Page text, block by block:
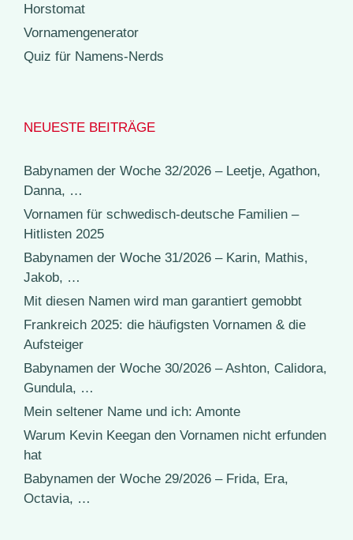
Horstomat
Vornamengenerator
Quiz für Namens-Nerds
NEUESTE BEITRÄGE
Babynamen der Woche 32/2026 – Leetje, Agathon,
Danna, …
Vornamen für schwedisch-deutsche Familien –
Hitlisten 2025
Babynamen der Woche 31/2026 – Karin, Mathis,
Jakob, …
Mit diesen Namen wird man garantiert gemobbt
Frankreich 2025: die häufigsten Vornamen & die
Aufsteiger
Babynamen der Woche 30/2026 – Ashton, Calidora,
Gundula, …
Mein seltener Name und ich: Amonte
Warum Kevin Keegan den Vornamen nicht erfunden
hat
Babynamen der Woche 29/2026 – Frida, Era,
Octavia, …